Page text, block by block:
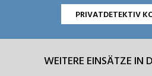
PRIVATDETEKTIV
WEITERE EINSÄTZE IN